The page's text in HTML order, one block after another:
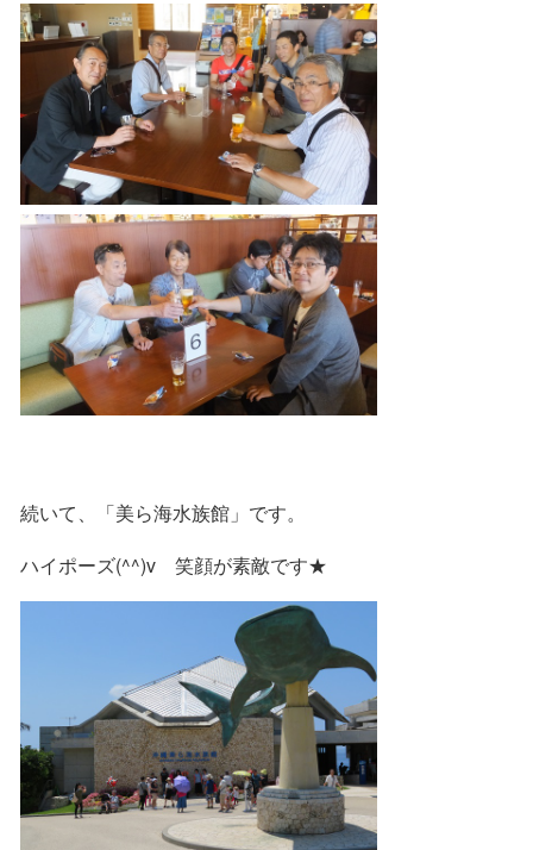
続いて、「美ら海水族館」です。
ハイポーズ(^^)v 笑顔が素敵です★